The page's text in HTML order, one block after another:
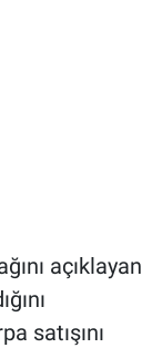
açıklayan
satışını